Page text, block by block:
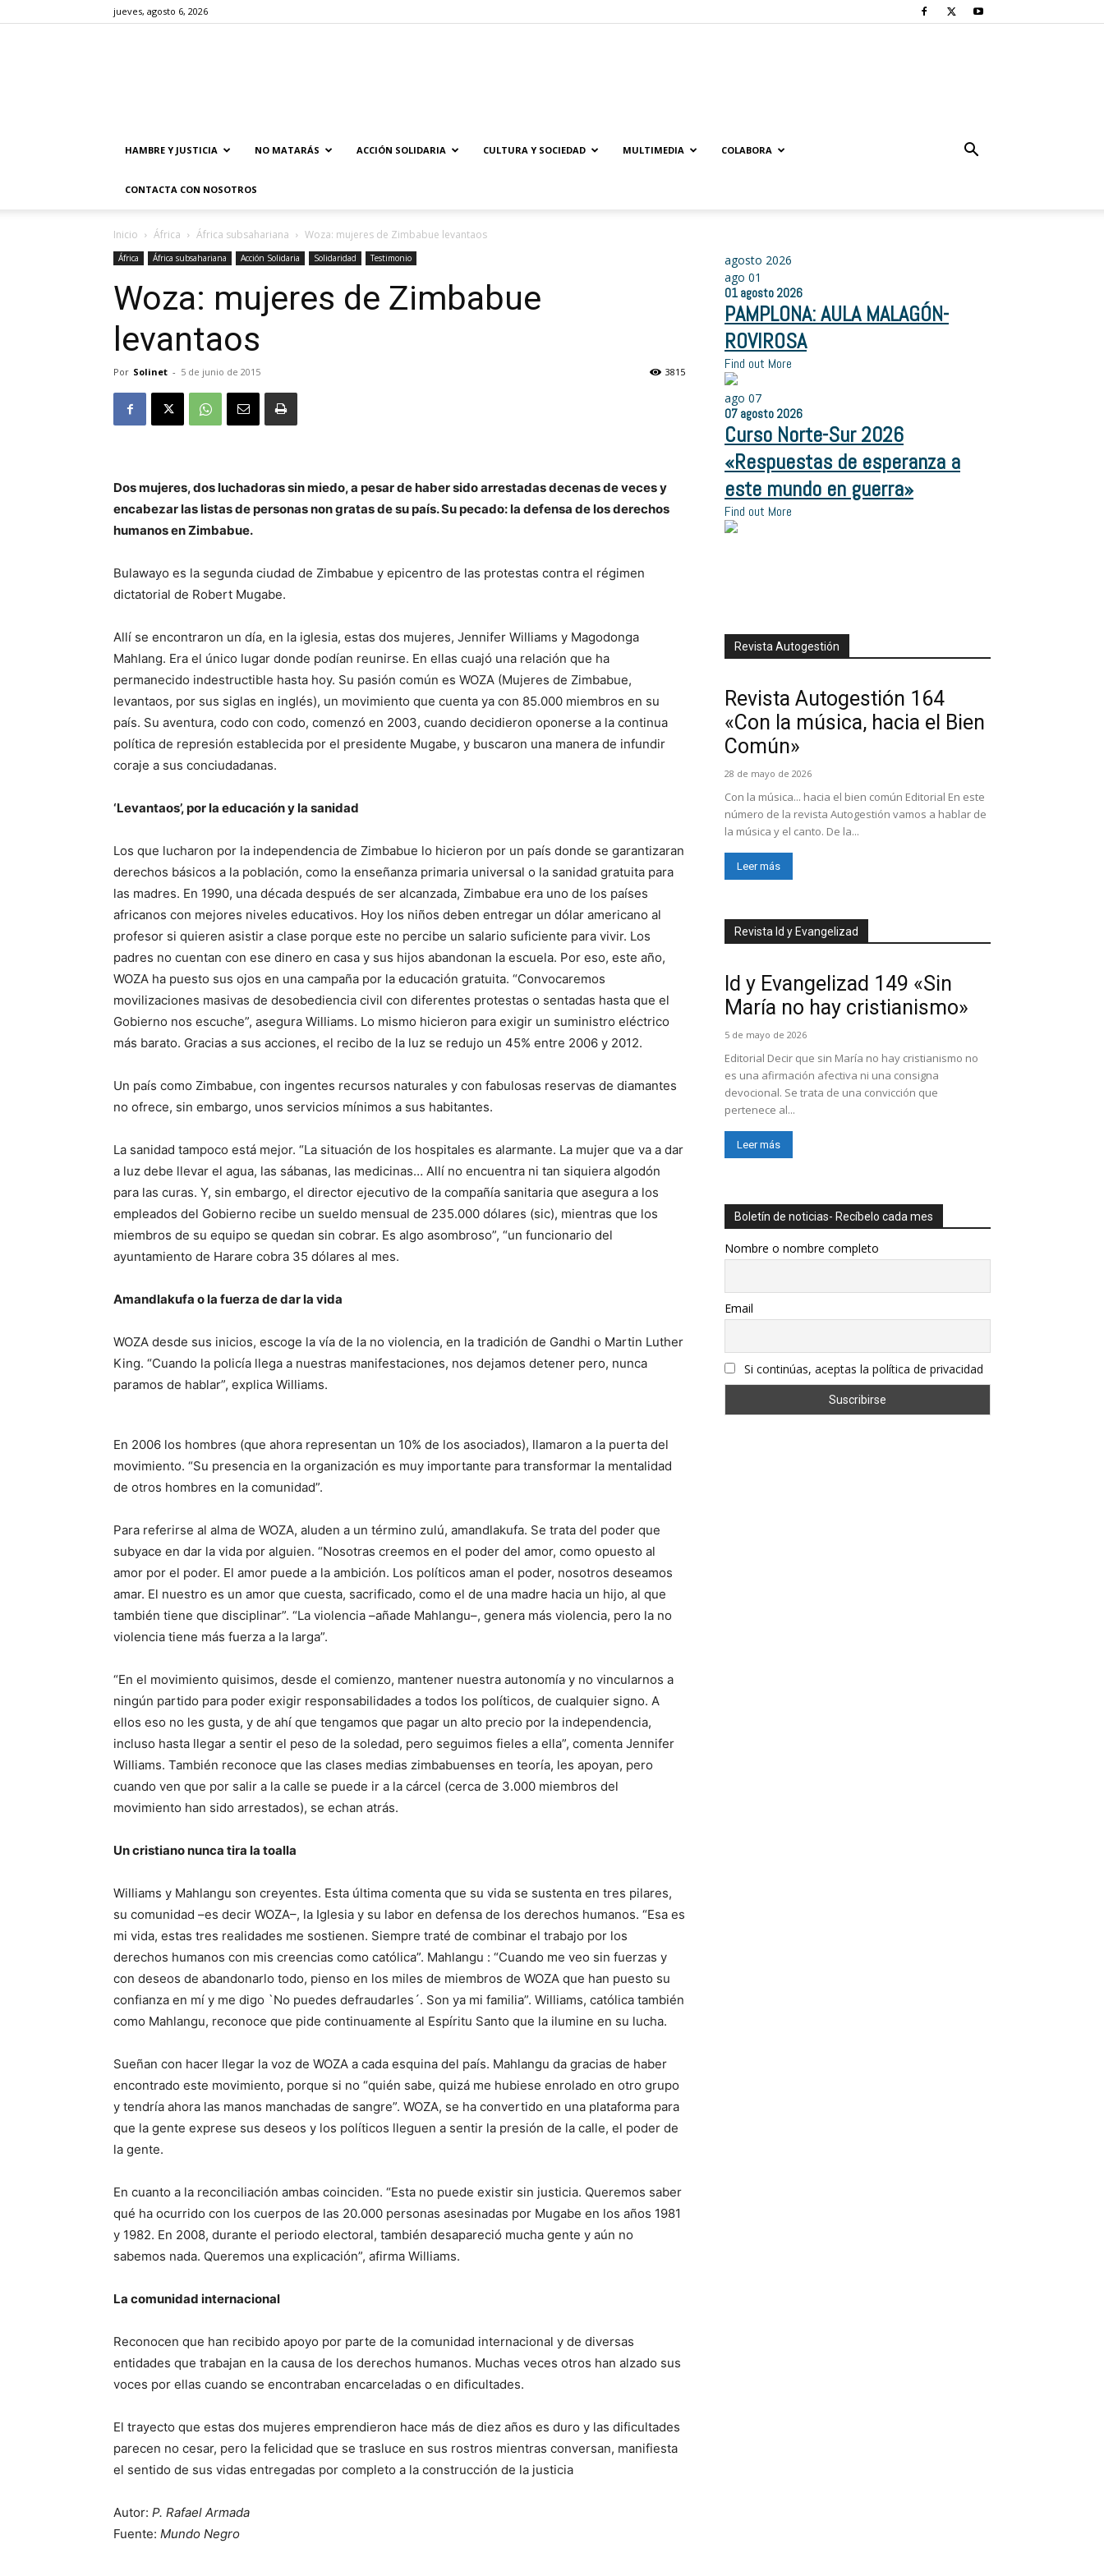
jueves, agosto 6, 2026
HAMBRE Y JUSTICIA NO MATARÁS ACCIÓN SOLIDARIA CULTURA Y SOCIEDAD MULTIMEDIA COLABORA
CONTACTA CON NOSOTROS
Inicio África África subsahariana Woza: mujeres de Zimbabue levantaos
África África subsahariana Acción Solidaria Solidaridad Testimonio
Woza: mujeres de Zimbabue
levantaos
Por Solinet - 5 de junio de 2015 3815
Dos mujeres, dos luchadoras sin miedo, a pesar de haber sido arrestadas decenas de veces y
encabezar las listas de personas non gratas de su país. Su pecado: la defensa de los derechos
humanos en Zimbabue.
Bulawayo es la segunda ciudad de Zimbabue y epicentro de las protestas contra el régimen
dictatorial de Robert Mugabe.
Allí se encontraron un día, en la iglesia, estas dos mujeres, Jennifer Williams y Magodonga
Mahlang. Era el único lugar donde podían reunirse. En ellas cuajó una relación que ha
permanecido indestructible hasta hoy. Su pasión común es WOZA (Mujeres de Zimbabue,
levantaos, por sus siglas en inglés), un movimiento que cuenta ya con 85.000 miembros en su
país. Su aventura, codo con codo, comenzó en 2003, cuando decidieron oponerse a la continua
política de represión establecida por el presidente Mugabe, y buscaron una manera de infundir
coraje a sus conciudadanas.
‘Levantaos’, por la educación y la sanidad
Los que lucharon por la independencia de Zimbabue lo hicieron por un país donde se garantizaran
derechos básicos a la población, como la enseñanza primaria universal o la sanidad gratuita para
las madres. En 1990, una década después de ser alcanzada, Zimbabue era uno de los países
africanos con mejores niveles educativos. Hoy los niños deben entregar un dólar americano al
profesor si quieren asistir a clase porque este no percibe un salario suficiente para vivir. Los
padres no cuentan con ese dinero en casa y sus hijos abandonan la escuela. Por eso, este año,
WOZA ha puesto sus ojos en una campaña por la educación gratuita. “Convocaremos
movilizaciones masivas de desobediencia civil con diferentes protestas o sentadas hasta que el
Gobierno nos escuche”, asegura Williams. Lo mismo hicieron para exigir un suministro eléctrico
más barato. Gracias a sus acciones, el recibo de la luz se redujo un 45% entre 2006 y 2012.
Un país como Zimbabue, con ingentes recursos naturales y con fabulosas reservas de diamantes
no ofrece, sin embargo, unos servicios mínimos a sus habitantes.
La sanidad tampoco está mejor. “La situación de los hospitales es alarmante. La mujer que va a dar
a luz debe llevar el agua, las sábanas, las medicinas… Allí no encuentra ni tan siquiera algodón
para las curas. Y, sin embargo, el director ejecutivo de la compañía sanitaria que asegura a los
empleados del Gobierno recibe un sueldo mensual de 235.000 dólares (sic), mientras que los
miembros de su equipo se quedan sin cobrar. Es algo asombroso”, “un funcionario del
ayuntamiento de Harare cobra 35 dólares al mes.
Amandlakufa o la fuerza de dar la vida
WOZA desde sus inicios, escoge la vía de la no violencia, en la tradición de Gandhi o Martin Luther
King. “Cuando la policía llega a nuestras manifestaciones, nos dejamos detener pero, nunca
paramos de hablar”, explica Williams.
En 2006 los hombres (que ahora representan un 10% de los asociados), llamaron a la puerta del
movimiento. “Su presencia en la organización es muy importante para transformar la mentalidad
de otros hombres en la comunidad”.
Para referirse al alma de WOZA, aluden a un término zulú, amandlakufa. Se trata del poder que
subyace en dar la vida por alguien. “Nosotras creemos en el poder del amor, como opuesto al
amor por el poder. El amor puede a la ambición. Los políticos aman el poder, nosotros deseamos
amar. El nuestro es un amor que cuesta, sacrificado, como el de una madre hacia un hijo, al que
también tiene que disciplinar”. “La violencia –añade Mahlangu–, genera más violencia, pero la no
violencia tiene más fuerza a la larga”.
“En el movimiento quisimos, desde el comienzo, mantener nuestra autonomía y no vincularnos a
ningún partido para poder exigir responsabilidades a todos los políticos, de cualquier signo. A
ellos eso no les gusta, y de ahí que tengamos que pagar un alto precio por la independencia,
incluso hasta llegar a sentir el peso de la soledad, pero seguimos fieles a ella”, comenta Jennifer
Williams. También reconoce que las clases medias zimbabuenses en teoría, les apoyan, pero
cuando ven que por salir a la calle se puede ir a la cárcel (cerca de 3.000 miembros del
movimiento han sido arrestados), se echan atrás.
Un cristiano nunca tira la toalla
Williams y Mahlangu son creyentes. Esta última comenta que su vida se sustenta en tres pilares,
su comunidad –es decir WOZA–, la Iglesia y su labor en defensa de los derechos humanos. “Esa es
mi vida, estas tres realidades me sostienen. Siempre traté de combinar el trabajo por los
derechos humanos con mis creencias como católica”. Mahlangu : “Cuando me veo sin fuerzas y
con deseos de abandonarlo todo, pienso en los miles de miembros de WOZA que han puesto su
confianza en mí y me digo `No puedes defraudarles´. Son ya mi familia”. Williams, católica también
como Mahlangu, reconoce que pide continuamente al Espíritu Santo que la ilumine en su lucha.
Sueñan con hacer llegar la voz de WOZA a cada esquina del país. Mahlangu da gracias de haber
encontrado este movimiento, porque si no “quién sabe, quizá me hubiese enrolado en otro grupo
y tendría ahora las manos manchadas de sangre”. WOZA, se ha convertido en una plataforma para
que la gente exprese sus deseos y los políticos lleguen a sentir la presión de la calle, el poder de
la gente.
En cuanto a la reconciliación ambas coinciden. “Esta no puede existir sin justicia. Queremos saber
qué ha ocurrido con los cuerpos de las 20.000 personas asesinadas por Mugabe en los años 1981
y 1982. En 2008, durante el periodo electoral, también desapareció mucha gente y aún no
sabemos nada. Queremos una explicación”, afirma Williams.
La comunidad internacional
Reconocen que han recibido apoyo por parte de la comunidad internacional y de diversas
entidades que trabajan en la causa de los derechos humanos. Muchas veces otros han alzado sus
voces por ellas cuando se encontraban encarceladas o en dificultades.
El trayecto que estas dos mujeres emprendieron hace más de diez años es duro y las dificultades
parecen no cesar, pero la felicidad que se trasluce en sus rostros mientras conversan, manifiesta
el sentido de sus vidas entregadas por completo a la construcción de la justicia
Autor: P. Rafael Armada
Fuente: Mundo Negro
agosto 2026
ago 01
01 agosto 2026
PAMPLONA: AULA MALAGÓN-
ROVIROSA
Find out More
ago 07
07 agosto 2026
Curso Norte-Sur 2026
«Respuestas de esperanza a
este mundo en guerra»
Find out More
Revista Autogestión
Revista Autogestión 164
«Con la música, hacia el Bien
Común»
28 de mayo de 2026
Con la música... hacia el bien común Editorial En este
número de la revista Autogestión vamos a hablar de
la música y el canto. De la...
Leer más
Revista Id y Evangelizad
Id y Evangelizad 149 «Sin
María no hay cristianismo»
5 de mayo de 2026
Editorial Decir que sin María no hay cristianismo no
es una afirmación afectiva ni una consigna
devocional. Se trata de una convicción que
pertenece al...
Leer más
Boletín de noticias- Recíbelo cada mes
Nombre o nombre completo
Email
Si continúas, aceptas la política de privacidad